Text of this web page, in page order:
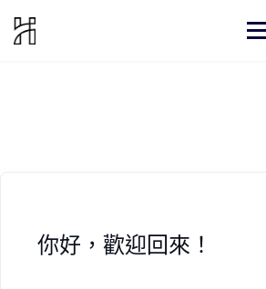
content
你好，歡迎回來！